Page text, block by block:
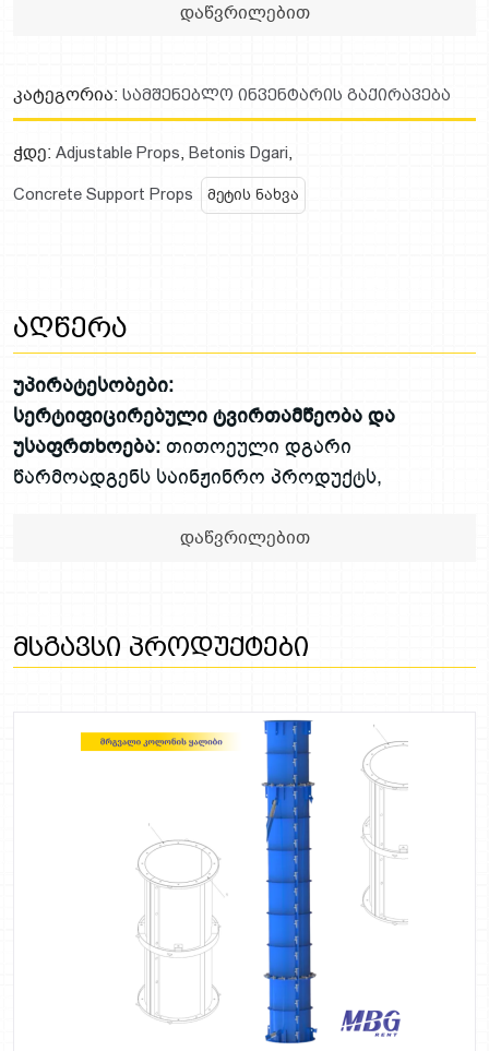
დგარებს, რომლებიც წარმოადგენს საყალიბე
ქვაკუთხედს.
დგარი შედგება ორი, ერთმანეთში მოთავსებული
მილისგან — შიდა და გარე, რაც მისი სიმაღლის
რეგულირების საშუალებას იძლევა. მსხვილი
რეგულირება ხდება სპეციალური ქინძისთავით,
(საყელო). ეს კონსტრუქცია უზრუნველყოფს
საყალიბე სისტემის იდეალურად სწორ სიბრტყეში
მოწყობას და დატვირთვის უსაფრთხოდ
გადაცემას მყარ საძირკველზე.
დაწვრილებით
Კატეგორია: Სამშენებლო Ინვენტარის Გაქირავება
Ჭდე: Adjustable Props, Betonis Dgari,
Concrete Support Props მეტის ნახვა
აღწერა
უპირატესობები:
სერტიფიცირებული ტვირთამწეობა და
უსაფრთხოება: თითოეული დგარი
წარმოადგენს საინჟინრო პროდუქტს,
გააჩნია კონკრეტული, პასპორტით
დაწვრილებით
Მსგავსი Პროდუქტები